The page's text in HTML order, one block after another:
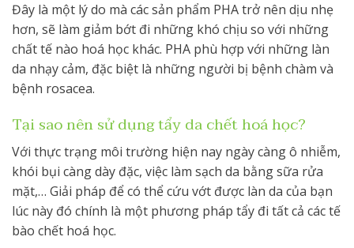
Đây là một lý do mà các sản phẩm PHA trở nên dịu nhẹ
hơn, sẽ làm giảm bớt đi những khó chịu so với những
chất tế nào hoá học khác. PHA phù hợp với những làn
da nhạy cảm, đặc biệt là những người bị bệnh chàm và
bệnh rosacea.
Tại sao nên sử dụng tẩy da chết hoá học?
Với thực trạng môi trường hiện nay ngày càng ô nhiễm,
khói bụi càng dày đặc, việc làm sạch da bằng sữa rửa
mặt,… Giải pháp để có thể cứu vớt được làn da của bạn
lúc này đó chính là một phương pháp tẩy đi tất cả các tế
bào chết hoá học.